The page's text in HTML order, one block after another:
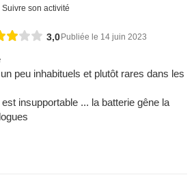
Suivre son activité
3,0Publiée le 14 juin 2023
peu inhabituels et plutôt rares dans les
insupportable ... la batterie gêne la